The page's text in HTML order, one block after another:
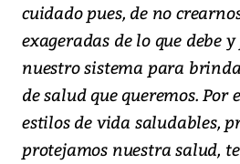
cuidado pues, de no
exageradas de lo que debe
nuestro sistema para
de salud que queremos.
estilos de vida saludables,
protejamos nuestra salud,